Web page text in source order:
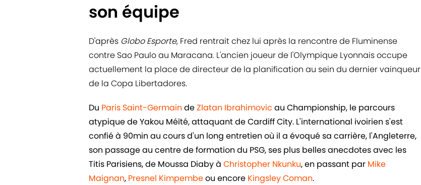
son équipe
D'après Globo Esporte, Fred rentrait chez lui après la rencontre de Fluminense
contre Sao Paulo au Maracana. L'ancien joueur de l'Olympique Lyonnais occupe
actuellement la place de directeur de la planification au sein du dernier vainqueur
de la Copa Libertadores.
Du Paris Saint-Germain deZlatan Ibrahimovic au Championship, le parcours
atypique de Yakou Méïté, attaquant de Cardiff City. L'international ivoirien s'est
confié à 90min au cours d'un long entretien où il a évoqué sa carrière, l'Angleterre,
son passage au centre de formation du PSG, ses plus belles anecdotes avec les
Titis Parisiens, de Moussa Diaby à Christopher Nkunku, en passant par Mike
Maignan, Presnel Kimpembeou encore Kingsley Coman.